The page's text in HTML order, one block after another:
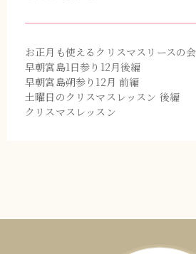
お正月も使えるクリスマスリースの会
早朝宮島1日参り12月後編
早朝宮島朔参り12月 前編
土曜日のクリスマスレッスン 後編
クリスマスレッスン